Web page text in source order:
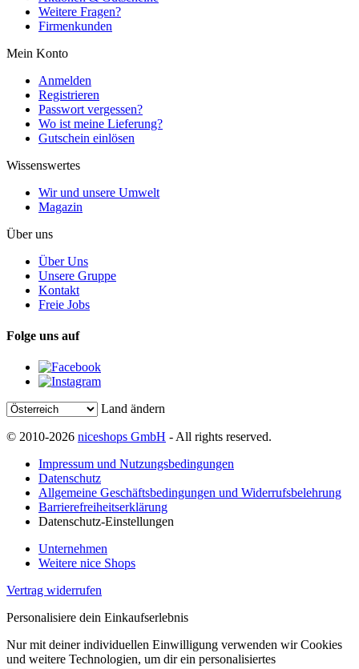
Weitere Fragen?
Firmenkunden
Mein Konto
Anmelden
Registrieren
Passwort vergessen?
Wo ist meine Lieferung?
Gutschein einlösen
Wissenswertes
Wir und unsere Umwelt
Magazin
Über uns
Über Uns
Unsere Gruppe
Kontakt
Freie Jobs
Folge uns auf
Land ändern
© 2010-2026 niceshops GmbH - All rights reserved.
Impressum und Nutzungsbedingungen
Datenschutz
Allgemeine Geschäftsbedingungen und Widerrufsbelehrung
Barrierefreiheitserklärung
Datenschutz-Einstellungen
Unternehmen
Weitere nice Shops
Vertrag widerrufen
Personalisiere dein Einkaufserlebnis
Nur mit deiner individuellen Einwilligung verwenden wir Cookies
und weitere Technologien, um dir ein personalisiertes